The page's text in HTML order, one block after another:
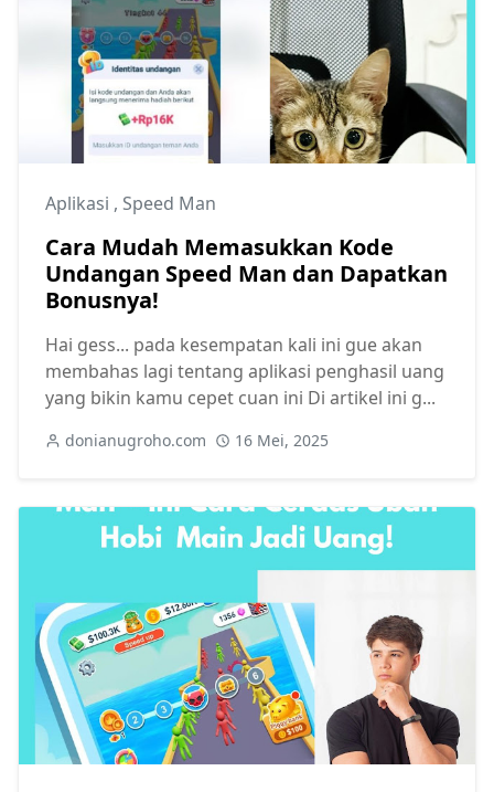
Aplikasi , Speed Man
Cara Mudah Memasukkan Kode
Undangan Speed Man dan Dapatkan
Bonusnya!
Hai gess... pada kesempatan kali ini gue akan
membahas lagi tentang aplikasi penghasil uang
yang bikin kamu cepet cuan ini Di artikel ini g...
donianugroho.com 16 Mei, 2025